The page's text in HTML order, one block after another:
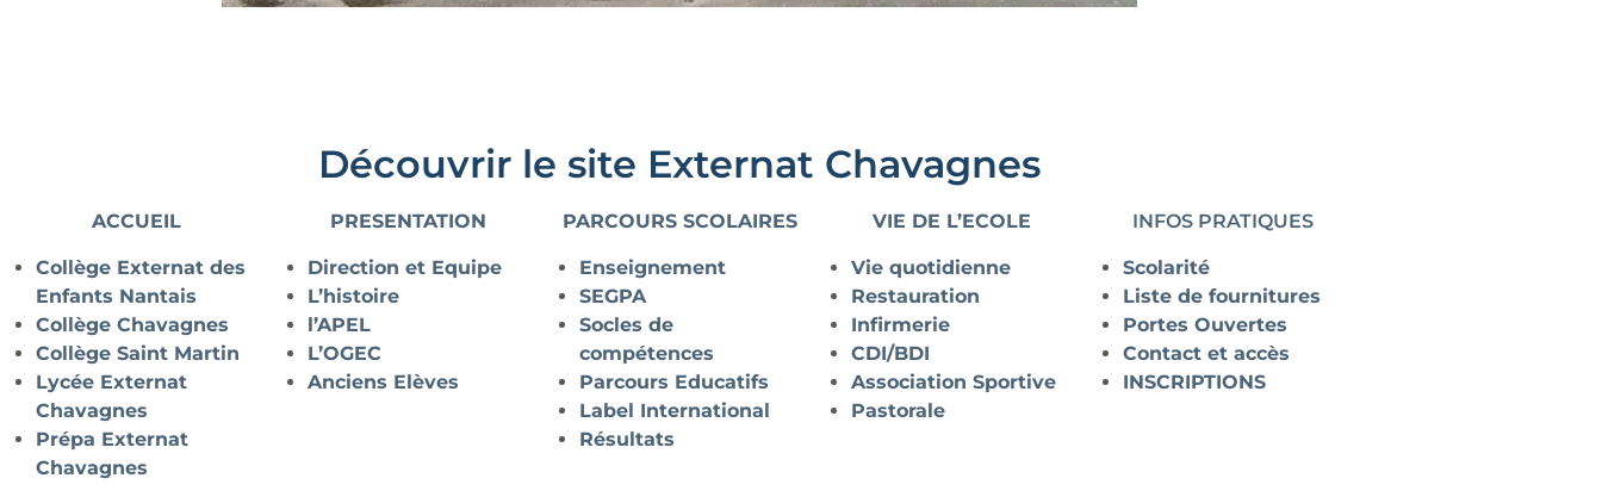
Découvrir le site Externat Chavagnes
ACCUEIL
Collège Externat des
Enfants Nantais
Collège Chavagnes
Collège Saint Martin
Lycée Externat
Chavagnes
Prépa Externat
Chavagnes
PRESENTATION
Direction et Equipe
L’histoire
l’APEL
L’OGEC
Anciens Elèves
PARCOURS SCOLAIRES
Enseignement
SEGPA
Socles de
compétences
Parcours Educatifs
Label International
Résultats
VIE DE L’ECOLE
Vie quotidienne
Restauration
Infirmerie
CDI/BDI
Association Sportive
Pastorale
INFOS PRATIQUES
Scolarité
Liste de fournitures
Portes Ouvertes
Contact et accès
INSCRIPTIONS